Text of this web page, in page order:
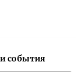
события